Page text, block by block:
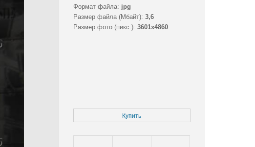
Формат файла: jpg
Размер файла (Мбайт): 3,6
Размер фото (пикс.): 3601x4860
Купить